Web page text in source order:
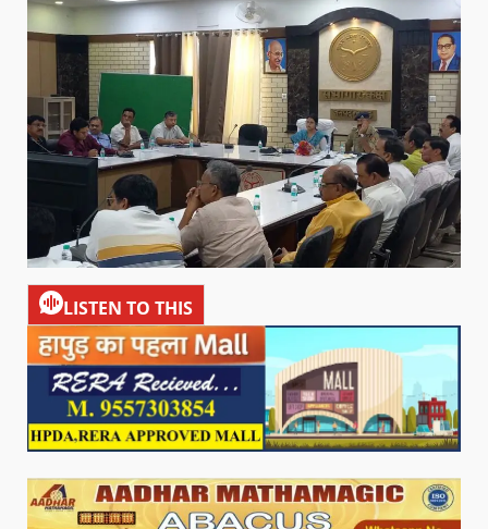
LISTEN TO THIS